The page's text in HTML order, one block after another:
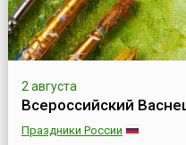
2 августа
Всероссийский
Праздники России